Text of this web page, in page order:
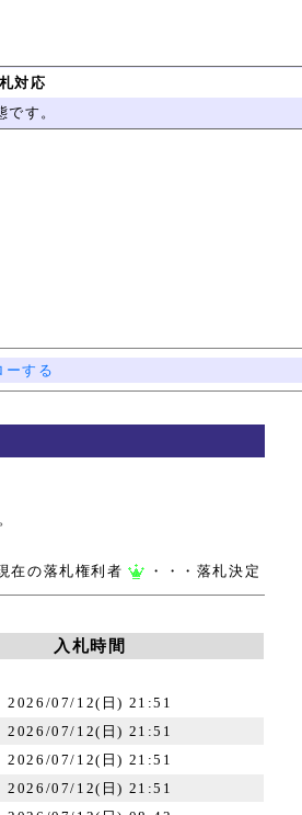
対応
す。
ーする
在の落札権利者 ・・・落札決定
入札時間
2026/07/12(日) 21:51
2026/07/12(日) 21:51
2026/07/12(日) 21:51
2026/07/12(日) 21:51